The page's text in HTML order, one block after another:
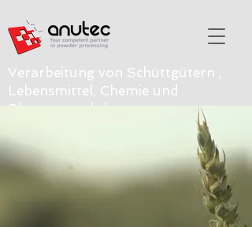
Verarbeitung von Schüttgütern ,
Lebensmittel, Chemie und
Pharmaprodukten